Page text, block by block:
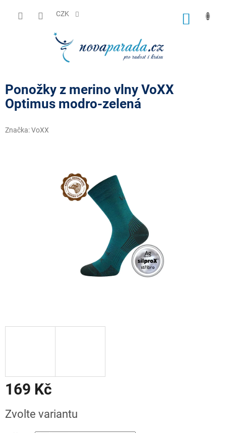
CZK
Ponožky z merino vlny VoXX
Optimus modro-zelená
Značka:VoXX
169 Kč
cena:
Zvolte variantu